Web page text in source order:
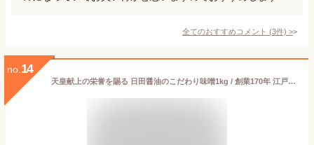
全てのおすすめコメント (3件) >
no. 14
天皇献上の栄誉を賜る 日田醤油のこだわり味噌1kg / 創業170年 江戸時代からの伝統製法 お中元 お歳暮 父の日 母の日 ギフト 味噌